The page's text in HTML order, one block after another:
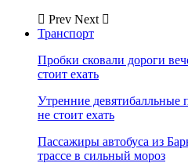
Prev Next
Транспорт
Пробки сковали дороги
стоит ехать
Утренние девятибалльные
не стоит ехать
Пассажиры автобуса из
трассе в сильный мороз